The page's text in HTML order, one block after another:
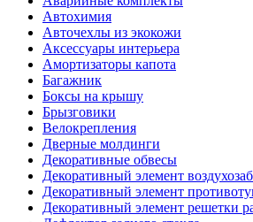
Автохимия
Авточехлы из экокожи
Аксессуары интерьера
Амортизаторы капота
Багажник
Боксы на крышу
Брызговики
Велокрепления
Дверные молдинги
Декоративные обвесы
Декоративный элемент
Декоративный элемент
Декоративный элемент решетки